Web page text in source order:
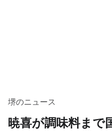
堺のニュース
暁喜が調味料まで